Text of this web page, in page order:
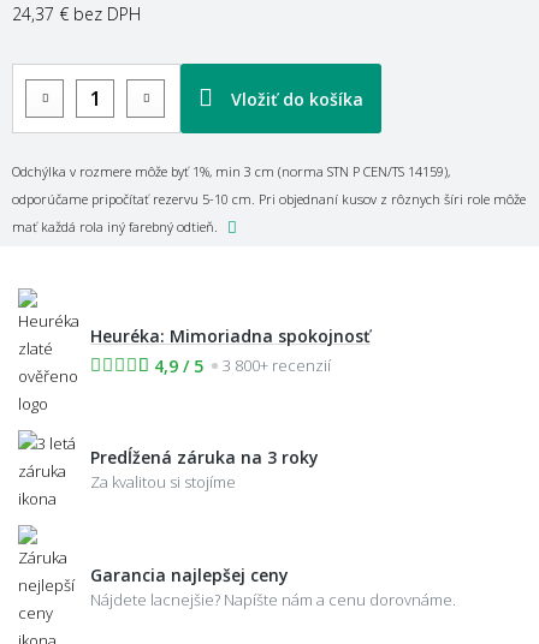
24,37 € bez DPH
Vložiť do košíka
Odchýlka v rozmere môže byť 1%, min 3 cm (norma STN P CEN/TS 14159),
odporúčame pripočítať rezervu 5-10 cm. Pri objednaní kusov z rôznych šíri role môže
mať každá rola iný farebný odtieň.
Heuréka: Mimoriadna spokojnosť
4,9 / 5
3 800+ recenzií
Predĺžená záruka na 3 roky
Za kvalitou si stojíme
Garancia najlepšej ceny
Nájdete lacnejšie? Napíšte nám a cenu dorovnáme.